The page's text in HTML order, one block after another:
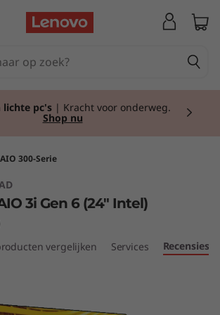
lichte pc's | Kracht voor onderweg.
Shop nu
AIO 300-Serie
3i Gen 6 (24" Intel)
vergelijken Services Recensies